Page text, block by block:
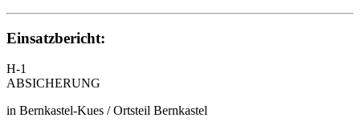
Einsatzbericht:
H-1
ABSICHERUNG
in Bernkastel-Kues / Ortsteil Bernkastel